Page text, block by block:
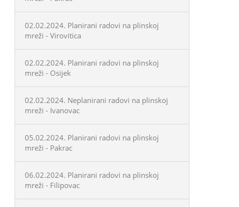
02.02.2024. Planirani radovi na plinskoj
mreži - Virovitica
02.02.2024. Planirani radovi na plinskoj
mreži - Osijek
02.02.2024. Neplanirani radovi na plinskoj
mreži - Ivanovac
05.02.2024. Planirani radovi na plinskoj
mreži - Pakrac
06.02.2024. Planirani radovi na plinskoj
mreži - Filipovac